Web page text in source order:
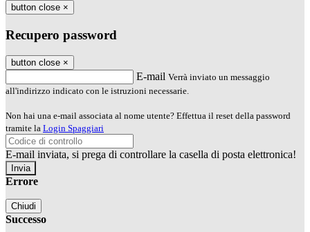
button close ×
Recupero password
button close ×
E-mail Verrà inviato un messaggio
all'indirizzo indicato con le istruzioni necessarie.
Non hai una e-mail associata al nome utente? Effettua il reset della password
tramite la Login Spaggiari
E-mail inviata, si prega di controllare la casella di posta elettronica!
Errore
Chiudi
Successo